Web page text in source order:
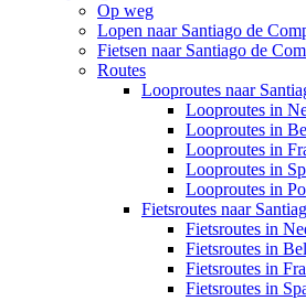
Op weg
Lopen naar Santiago de
Fietsen naar Santiago de
Routes
Looproutes naar
Looproutes in
Looproutes in
Looproutes in
Looproutes in
Looproutes in
Fietsroutes naar
Fietsroutes in
Fietsroutes in
Fietsroutes in
Fietsroutes in